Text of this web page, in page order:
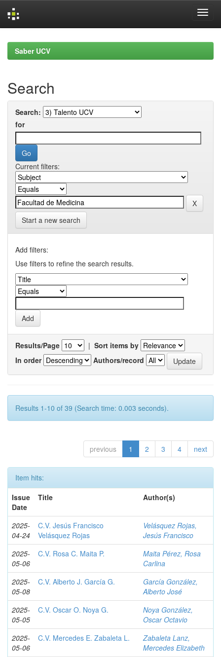
navigationSaber UCV
Search
Search:
for
Current filters:
Start a new search
Add filters:
Use filters to refine the search results.
Results/Page | Sort items by
In order
Authors/record
Results 1-10 of 39 (Search time: 0.003 seconds).
previous 1 2 3 4 next
Item hits:
Issue
Date
Title Author(s)
2025-
04-24
C.V. Jesús Francisco
Velásquez Rojas
Velásquez Rojas,
Jesús Francisco
2025-
05-06
C.V. Rosa C. Maita P.
Maita Pérez, Rosa
Carlina
2025-
05-08
C.V. Alberto J. García G.
García González,
Alberto José
2025-
05-05
C.V. Oscar O. Noya G.
Noya González,
Oscar Octavio
2025-
05-06
C.V. Mercedes E. Zabaleta L.
Zabaleta Lanz,
Mercedes Elizabeth